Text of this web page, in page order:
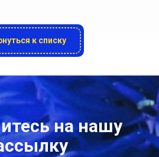
к списку
на нашу